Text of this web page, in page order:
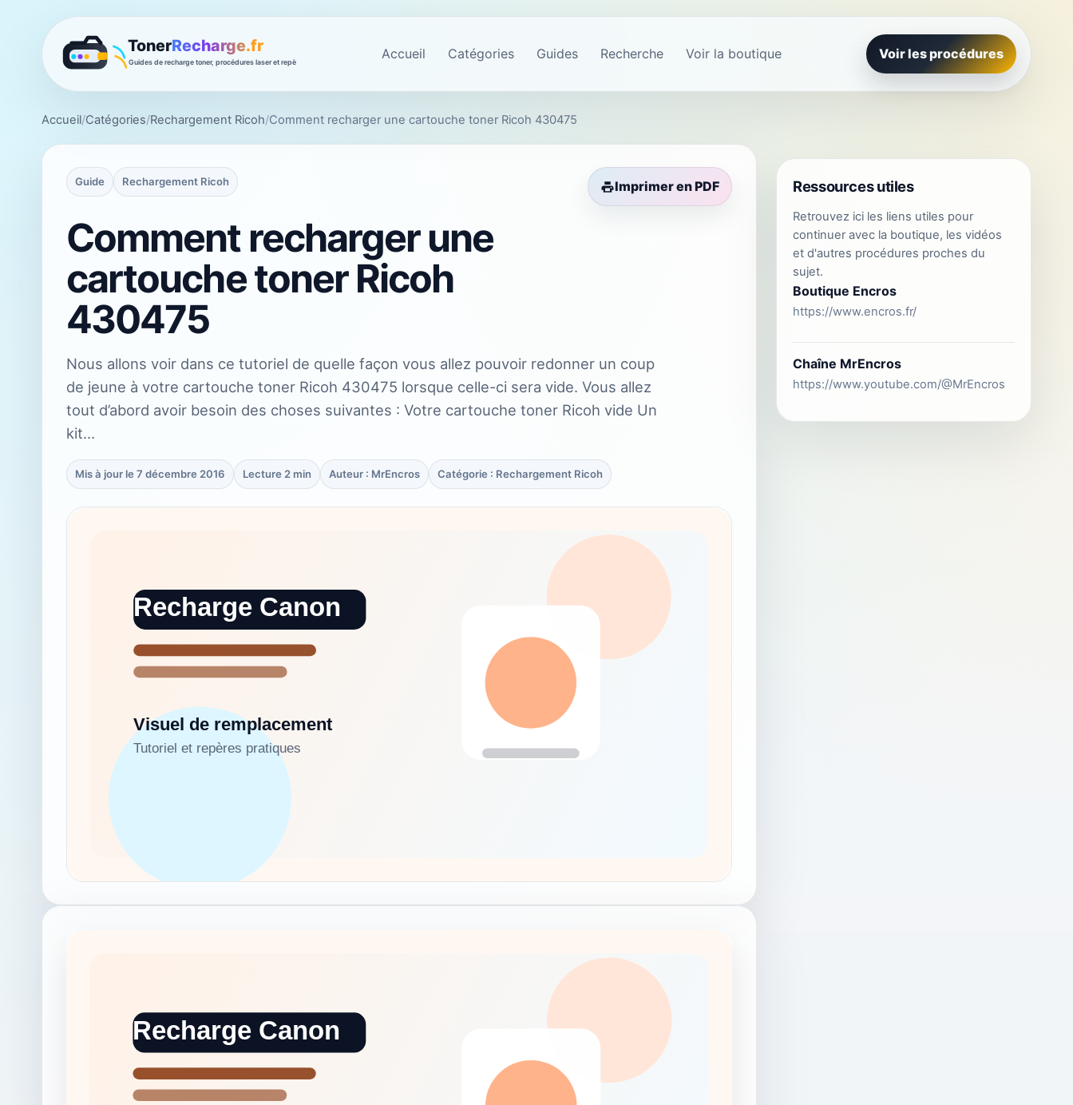
Accueil Catégories Guides Recherche Voir la boutique Voir les procédures
Accueil/Catégories/Rechargement Ricoh/Comment recharger une cartouche toner Ricoh 430475
Guide Rechargement Ricoh Imprimer en PDF
Comment recharger une
cartouche toner Ricoh
430475
Nous allons voir dans ce tutoriel de quelle façon vous allez pouvoir redonner un coup
de jeune à votre cartouche toner Ricoh 430475 lorsque celle-ci sera vide. Vous allez
tout d’abord avoir besoin des choses suivantes : Votre cartouche toner Ricoh vide Un
kit…
Mis à jour le 7 décembre 2016 Lecture 2 min Auteur : MrEncros Catégorie : Rechargement Ricoh
Ressources utiles
Retrouvez ici les liens utiles pour
continuer avec la boutique, les vidéos
et d'autres procédures proches du
sujet.
Boutique Encros
https://www.encros.fr/
Chaîne MrEncros
https://www.youtube.com/@MrEncros